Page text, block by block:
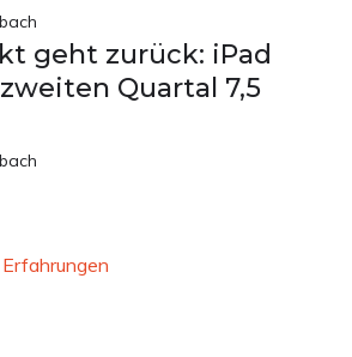
geht zurück: iPad
Quartal 7,5